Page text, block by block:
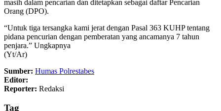
masih dalam pencarian dan ditetapkan sebagai daftar Pencarian
Orang (DPO).
“Untuk tiga tersangka kami jerat dengan Pasal 363 KUHP tentang
pidana pencurian dengan pemberatan yang ancamanya 7 tahun
penjara.” Ungkapnya
(Yt/Ar)
Sumber: Humas Polrestabes
Editor:
Reporter: Redaksi
Tag